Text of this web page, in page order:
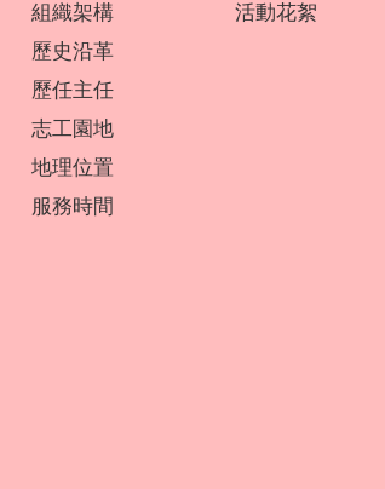
組織架構
歷史沿革
歷任主任
志工園地
地理位置
服務時間
活動花絮